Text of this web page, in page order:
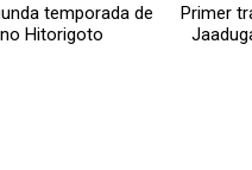
temporada de
Hitorigoto
Primer